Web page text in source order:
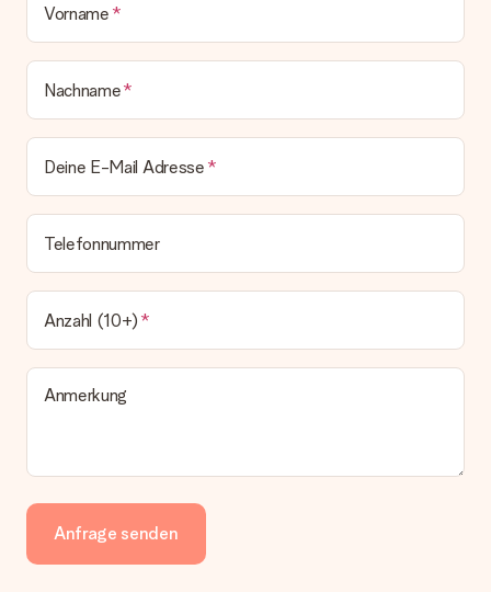
Vorname
Nachname
Deine E-Mail Adresse
Telefonnummer
Anzahl (10+)
Anmerkung
Anfrage senden